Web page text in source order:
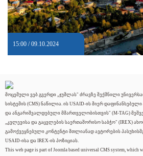
15:00 / 09.10.2024
მოცემული ვებ გვერდი „ჯუმლას" ძრავზე შექმნილი
სისტემის (CMS) ნაწილია. ის USAID-ის მიერ
და ანგარიშვალდებული მმართველობისთვის" (M-TAG)
„კვლევისა და გაცვლების საერთაშორისო საბჭო" (IREX)
გამოქვეყნებული კონტენტი მთლიანად ავტორების
USAID-ისა და IREX-ის პოზიციას.
This web page is part of Joomla based universal CMS system, which